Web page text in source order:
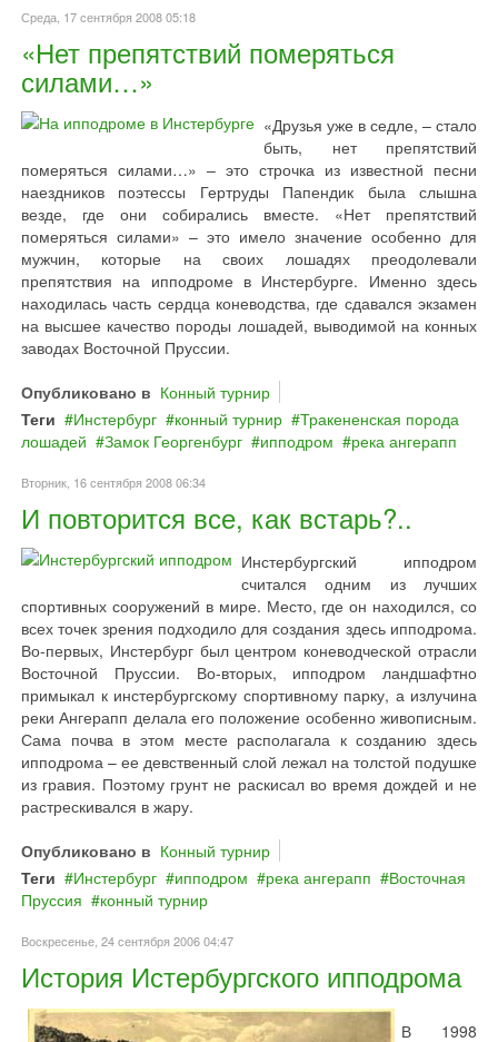
Среда, 17 сентября 2008 05:18
«Нет препятствий померяться
силами…»
«Друзья уже в седле, – стало
быть, нет препятствий
померяться силами…» – это строчка из известной песни
наездников поэтессы Гертруды Папендик была слышна
везде, где они собирались вместе. «Нет препятствий
померяться силами» – это имело значение особенно для
мужчин, которые на своих лошадях преодолевали
препятствия на ипподроме в Инстербурге. Именно здесь
находилась часть сердца коневодства, где сдавался экзамен
на высшее качество породы лошадей, выводимой на конных
заводах Восточной Пруссии.
Опубликовано в Конный турнир
Теги
Инстербург конный турнир
Тракененская порода
лошадей
Замок Георгенбург ипподром река ангерапп
Вторник, 16 сентября 2008 06:34
И повторится все, как встарь?..
Инстербургский ипподром
считался одним из лучших
спортивных сооружений в мире. Место, где он находился, со
всех точек зрения подходило для создания здесь ипподрома.
Во-первых, Инстербург был центром коневодческой отрасли
Восточной Пруссии. Во-вторых, ипподром ландшафтно
примыкал к инстербургскому спортивному парку, а излучина
реки Ангерапп делала его положение особенно живописным.
Сама почва в этом месте располагала к созданию здесь
ипподрома – ее девственный слой лежал на толстой подушке
из гравия. Поэтому грунт не раскисал во время дождей и не
растрескивался в жару.
Опубликовано в Конный турнир
Теги
Инстербург ипподром река ангерапп
Восточная
Пруссия
конный турнир
Воскресенье, 24 сентября 2006 04:47
История Истербургского ипподрома
В 1998